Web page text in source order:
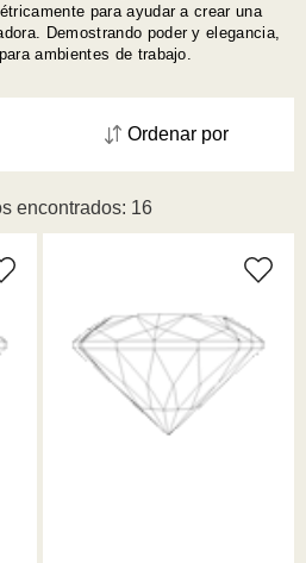
para ayudar a crear una
Demostrando poder y elegancia,
ambientes de trabajo.
encontrados: 16
Ordenar por